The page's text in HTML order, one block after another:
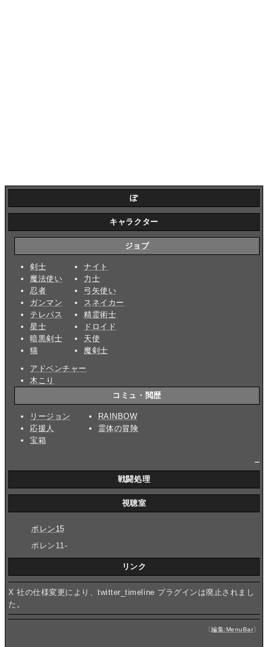
ぽ
キャラクター
ジョブ
剣士
魔法使い
忍者
ガンマン
テレパス
星士
暗黒剣士
猫
ナイト
力士
弓矢使い
スネイカー
精霊術士
ドロイド
天使
魔剣士
アドベンチャー
木こり
コミュ・閲歴
リージョン
応援人
宝箱
RAINBOW
霊体の冒険
戦闘処理
視聴室
ポレン15
ポレン11-
リンク
X 社の仕様変更により、twitter_timeline プラグインは廃止されまし
た。
〔編集:MenuBar